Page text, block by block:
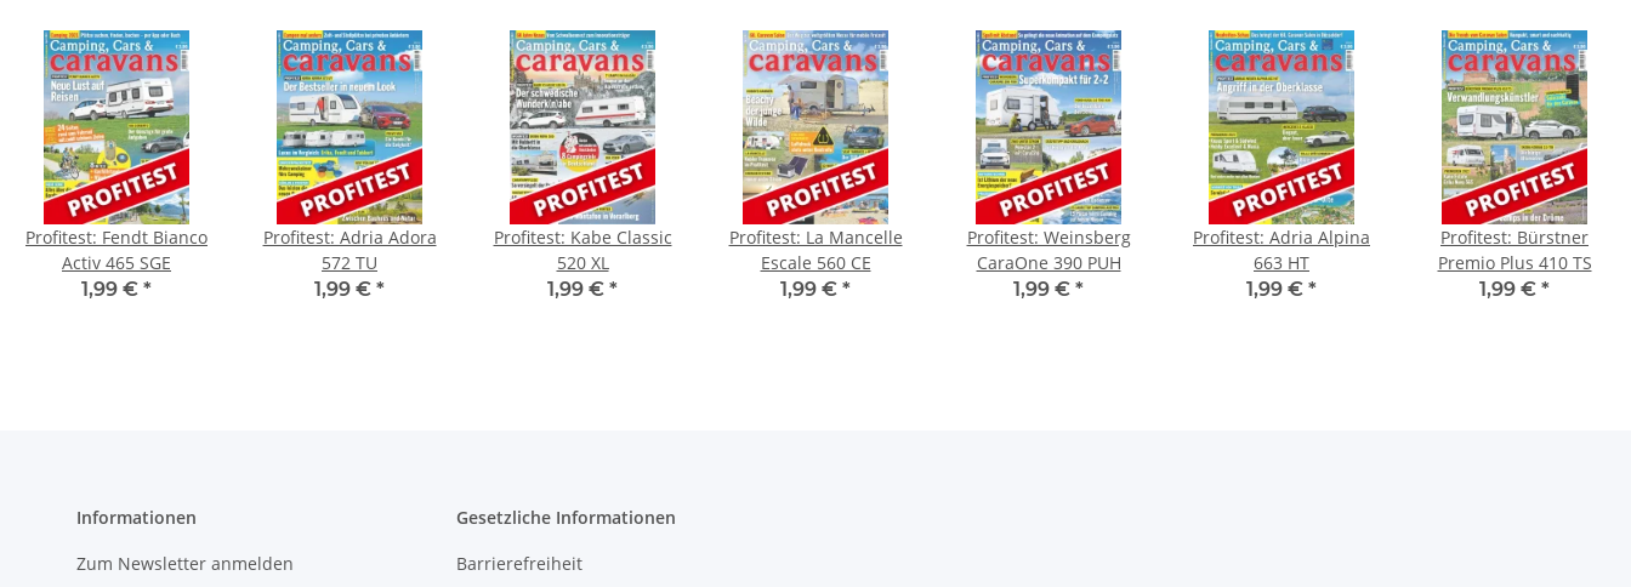
Profitest: Fendt Bianco
Activ 465 SGE
1,99 € *
Profitest: Adria Adora
572 TU
1,99 € *
Profitest: Kabe Classic
520 XL
1,99 € *
Profitest: La Mancelle
Escale 560 CE
1,99 € *
Profitest: Weinsberg
CaraOne 390 PUH
1,99 € *
Profitest: Adria Alpina
663 HT
1,99 € *
Profitest: Bürstner
Premio Plus 410 TS
1,99 € *
Informationen
Zum Newsletter anmelden
Gesetzliche Informationen
Barrierefreiheit